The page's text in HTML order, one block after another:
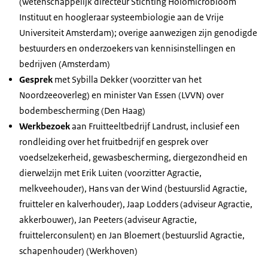
Instituut en hoogleraar systeembiologie aan de Vrije
Universiteit Amsterdam); overige aanwezigen zijn genodigde
bestuurders en onderzoekers van kennisinstellingen en
bedrijven (Amsterdam)
Gesprek met Sybilla Dekker (voorzitter van het
Noordzeeoverleg) en minister Van Essen (LVVN) over
bodembescherming (Den Haag)
Werkbezoekaan Fruitteeltbedrijf Landrust, inclusief een
rondleiding over het fruitbedrijf en gesprek over
voedselzekerheid, gewasbescherming, diergezondheid en
dierwelzijn met Erik Luiten (voorzitter Agractie,
melkveehouder), Hans van der Wind (bestuurslid Agractie,
fruitteler en kalverhouder), Jaap Lodders (adviseur Agractie,
akkerbouwer), Jan Peeters (adviseur Agractie,
fruittelerconsulent) en Jan Bloemert (bestuurslid Agractie,
schapenhouder) (Werkhoven)